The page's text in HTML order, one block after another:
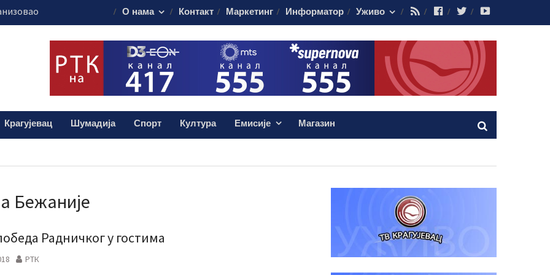
на Ђачком
за 17.
без публике
почиње
О нама Контакт Маркетинг Информатор Уживо RSS FacebookTwitter
Крагујевац Шумадија Спорт Култура Емисије Магазин
Бежаније
Радничког у гостима
РТК